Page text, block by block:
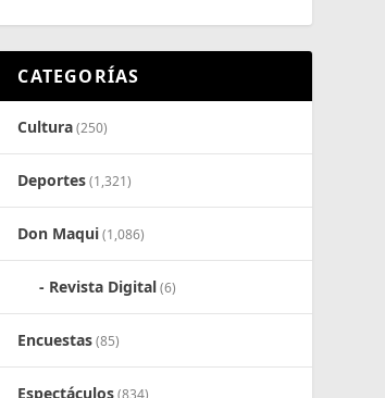
CATEGORÍAS
Cultura(250)
Deportes(1,321)
Don Maqui(1,086)
Revista Digital(6)
Encuestas(85)
Espectáculos